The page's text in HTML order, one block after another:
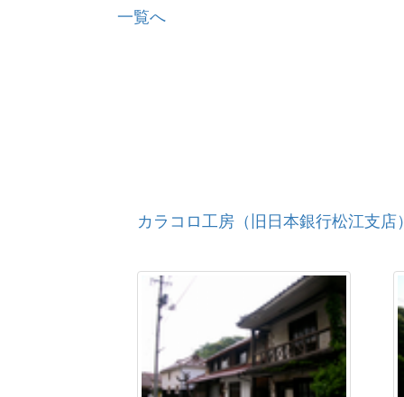
一覧へ
カラコロ工房（旧日本銀行松江支店